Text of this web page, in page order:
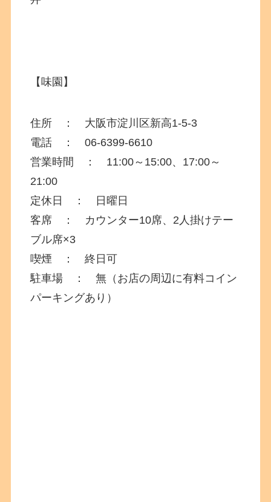
【味園】
住所 ： 大阪市淀川区新高1-5-3
電話 ：06-6399-6610
営業時間 ： 11:00～15:00、17:00～
21:00
定休日 ： 日曜日
客席 ： カウンター10席、2人掛けテー
ブル席×3
喫煙 ： 終日可
駐車場 ： 無（お店の周辺に有料コイン
パーキングあり）